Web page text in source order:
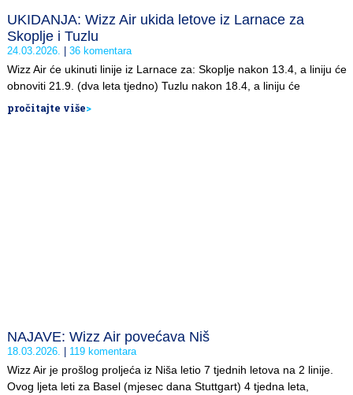
UKIDANJA: Wizz Air ukida letove iz Larnace za
Skoplje i Tuzlu
24.03.2026. 36 komentara
Wizz Air će ukinuti linije iz Larnace za: Skoplje nakon 13.4, a liniju će
obnoviti 21.9. (dva leta tjedno) Tuzlu nakon 18.4, a liniju će
pročitajte više>
NAJAVE: Wizz Air povećava Niš
18.03.2026. 119 komentara
Wizz Air je prošlog proljeća iz Niša letio 7 tjednih letova na 2 linije.
Ovog ljeta leti za Basel (mjesec dana Stuttgart) 4 tjedna leta,